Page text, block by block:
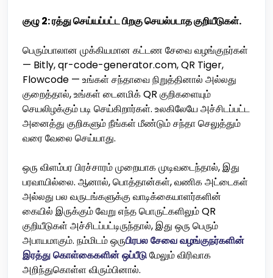
குழு 2: ரத்து செய்யப்பட்ட பிறகு செயல்படாத குறியீடுகள்.
பெரும்பாலான முக்கியமான கட்டண சேவை வழங்குநர்கள்
— Bitly, qr-code-generator.com, QR Tiger,
Flowcode — உங்கள் சந்தாவை நிறுத்தினால் அல்லது
குறைத்தால், உங்கள் டைனமிக் QR குறிகளையும்
செயலிழக்கும் படி செய்கிறார்கள். உலகிலேயே அச்சிடப்பட்ட
அனைத்து குறிகளும் நீங்கள் மீண்டும் சந்தா செலுத்தும்
வரை வேலை செய்யாது.
ஒரு விளம்பர பிரச்சாரம் முறையாக முடிவடைந்தால், இது
பரவாயில்லை. ஆனால், பொத்தான்கள், வணிக அட்டைகள்
அல்லது பல வருடங்களுக்கு வாடிக்கையாளர்களின்
கையில் இருக்கும் வேறு எந்த பொருட்களிலும் QR
குறியீடுகள் அச்சிடப்பட்டிருந்தால், இது ஒரு பெரும்
அபாயமாகும். நம்மிடம் ஒருபிரபல சேவை வழங்குநர்களின்
இரத்து கொள்கைகளின் ஒப்பீடுமேலும் விரிவாக
அறிந்துகொள்ள விரும்பினால்.